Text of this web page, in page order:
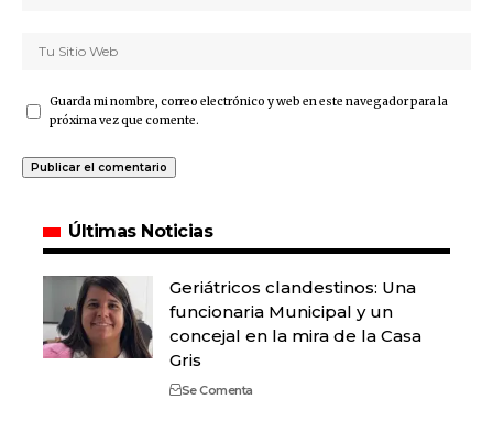
Guarda mi nombre, correo electrónico y web en este navegador para la
próxima vez que comente.
Últimas Noticias
Geriátricos clandestinos: Una
funcionaria Municipal y un
concejal en la mira de la Casa
Gris
Se Comenta